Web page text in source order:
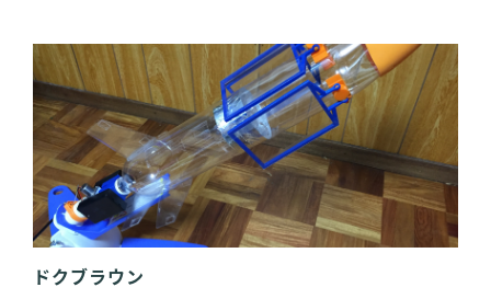
ドクブラウン